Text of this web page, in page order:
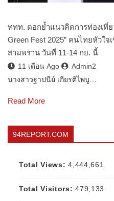
ททท. ตอกย้ำแนวคิดการท่องเที่ย
Green Fest 2025” คนไทยหัวใ
สามพราน วันที่ 11-14 กย. นี้
11 เดือน Ago
Admin2
นางสาวฐาปนีย์ เกียรติไพบู…
Read More
94REPORT.COM
Total Views:4,444,661
Total Visitors:479,133